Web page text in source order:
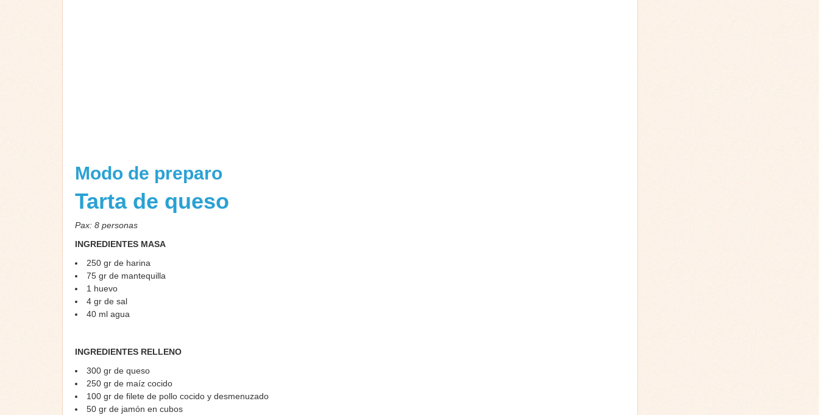
Modo de preparo
Tarta de queso
Pax: 8 personas
INGREDIENTES MASA
250 gr de harina
75 gr de mantequilla
1 huevo
4 gr de sal
40 ml agua
INGREDIENTES RELLENO
300 gr de queso
250 gr de maíz cocido
100 gr de filete de pollo cocido y desmenuzado
50 gr de jamón en cubos